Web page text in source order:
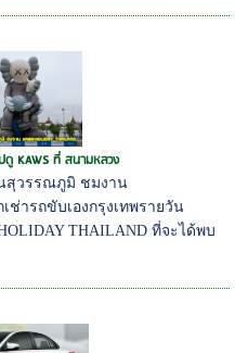
ดู KAWS ที่ สนามหลวง
สุวรรณภูมิ ชมงาน
ช่ารถขับเองกรุงเทพรายวัน
THAILAND ที่จะได้พบ